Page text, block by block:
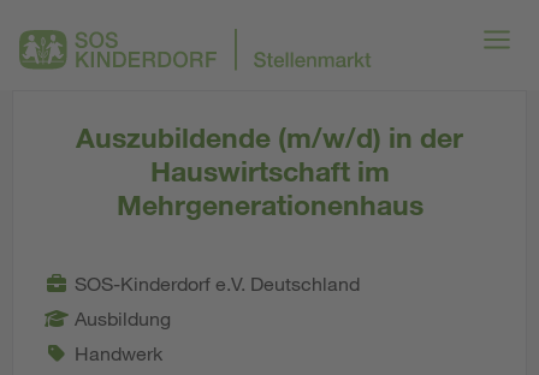
Auszubildende (m/w/d) in der
Hauswirtschaft im
Mehrgenerationenhaus
SOS-Kinderdorf e.V. Deutschland
Ausbildung
Handwerk